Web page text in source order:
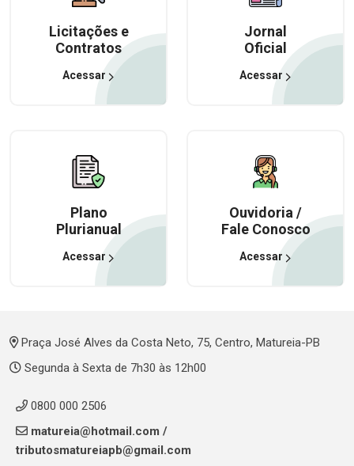
Licitações e
Contratos
Acessar
Jornal
Oficial
Acessar
Plano
Plurianual
Acessar
Ouvidoria /
Fale Conosco
Acessar
Praça José Alves da Costa Neto, 75, Centro, Matureia-PB
Segunda à Sexta de 7h30 às 12h00
0800 000 2506
matureia@hotmail.com /
tributosmatureiapb@gmail.com